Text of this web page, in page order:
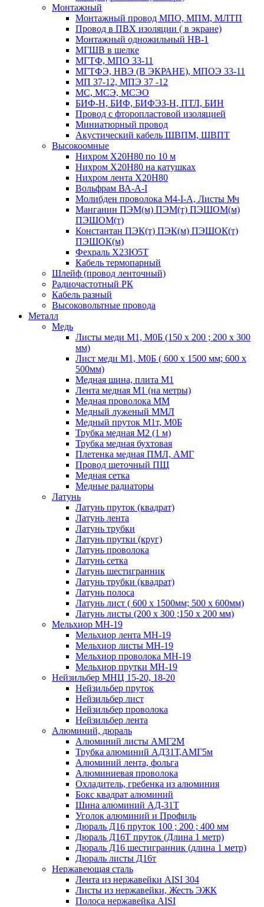
Монтажный
Монтажный провод МПО, МПМ, МЛТП
Провод в ПВХ изоляции ( в экране)
Монтажный одножильный HB-1
МГШВ в шелке
МГТФ, МПО 33-11
МГТФЭ, НВЭ (В ЭКРАНЕ), МПОЭ 33-11
МП 37-12, МПЭ 37 -12
МС, МСЭ, МСЭО
БИФ-Н, БИФ, БИФЭЗ-Н, ПТЛ, БИН
Провод с фторопластовой изоляцией
Миниатюрный провод
Акустический кабель ШВПМ, ШВПТ
Высокоомные
Нихром Х20Н80 по 10 м
Нихром Х20Н80 на катушках
Нихром лента Х20Н80
Вольфрам ВА-А-I
Молибден проволока М4-I-А, Листы Мч
Манганин ПЭМ(м) ПЭМ(т) ПЭШОМ(м)
ПЭШОМ(т)
Константан ПЭК(т) ПЭК(м) ПЭШОК(т)
ПЭШОК(м)
Фехраль Х23Ю5Т
Кабель термопарный
Шлейф (провод ленточный)
Радиочастотный РК
Кабель разный
Высоковольтные провода
Металл
Медь
Листы меди М1, М0Б (150 х 200 ; 200 х 300
мм)
Лист меди М1, М0Б ( 600 х 1500 мм; 600 х
500мм)
Медная шина, плита М1
Лента медная М1 (на метры)
Медная проволока ММ
Медный луженый ММЛ
Медный пруток М1т, М0Б
Трубка медная М2 (1 м)
Трубка медная бухтовая
Плетенка медная ПМЛ, АМГ
Провод щеточный ПЩ
Медная сетка
Медные радиаторы
Латунь
Латунь пруток (квадрат)
Латунь лента
Латунь трубки
Латунь прутки (круг)
Латунь проволока
Латунь сетка
Латунь шестигранник
Латунь трубки (квадрат)
Латунь полоса
Латунь лист ( 600 х 1500мм; 500 х 600мм)
Латунь листы (200 х 300 ;150 х 200 мм)
Мельхиор МН-19
Мельхиор лента МН-19
Мельхиор листы МН-19
Мельхиор проволока МН-19
Мельхиор прутки МН-19
Нейзильбер МНЦ 15-20, 18-20
Нейзильбер пруток
Нейзильбер лист
Нейзильбер проволока
Нейзильбер лента
Алюминий, дюраль
Алюминий листы АМГ2М
Трубка алюминий АД31Т,АМГ5м
Алюминий лента, фольга
Алюминиевая проволока
Охладитель, гребенка из алюминия
Бокс квадрат алюминий
Шина алюминий АД-31Т
Уголок алюминий и Профиль
Дюраль Д16 пруток 100 ; 200 ; 400 мм
Дюраль Д16Т пруток (Длина 1 метр)
Дюраль Д16 шестигранник (длина 1 метр)
Дюраль листы Д16т
Нержавеющая сталь
Лента из нержавейки AISI 304
Листы из нержавейки, Жесть ЭЖК
Полоса нержавейка АISI